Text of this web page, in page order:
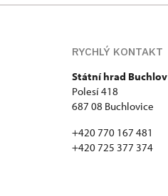
RYCHLÝ KONTAKT
Státní hrad Buchlov
Polesí 418
687 08 Buchlovice
+420 770 167 481
+420 725 377 374